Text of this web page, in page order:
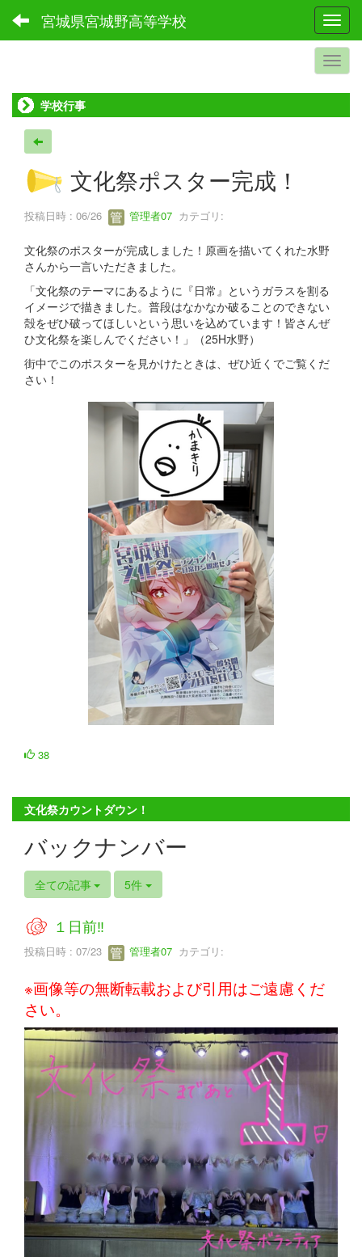
宮城県宮城野高等学校
学校行事
文化祭ポスター完成！
投稿日時 : 06/26 管理者07 カテゴリ:
文化祭のポスターが完成しました！原画を描いてくれた水野
さんから一言いただきました。
「文化祭のテーマにあるように『日常』というガラスを割る
イメージで描きました。普段はなかなか破ることのできない
殻をぜひ破ってほしいという思いを込めています！皆さんぜ
ひ文化祭を楽しんでください！」（25H水野）
街中でこのポスターを見かけたときは、ぜひ近くでご覧くだ
さい！
38
文化祭カウントダウン！
バックナンバー
全ての記事 5件
１日前‼
投稿日時 : 07/23 管理者07 カテゴリ:
※画像等の無断転載および引用はご遠慮くだ
さい。